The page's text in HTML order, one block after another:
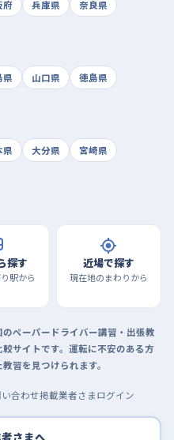
府 兵庫県
奈良県
県 山口県
徳島県
県 大分県
宮崎県
探す
駅から
近場で探す
現在地のまわりから
ペーパードライバー講習・出張教
サイトです。運転に不安のある方
習を見つけられます。
合わせ掲載業者さまログイン
さまへ